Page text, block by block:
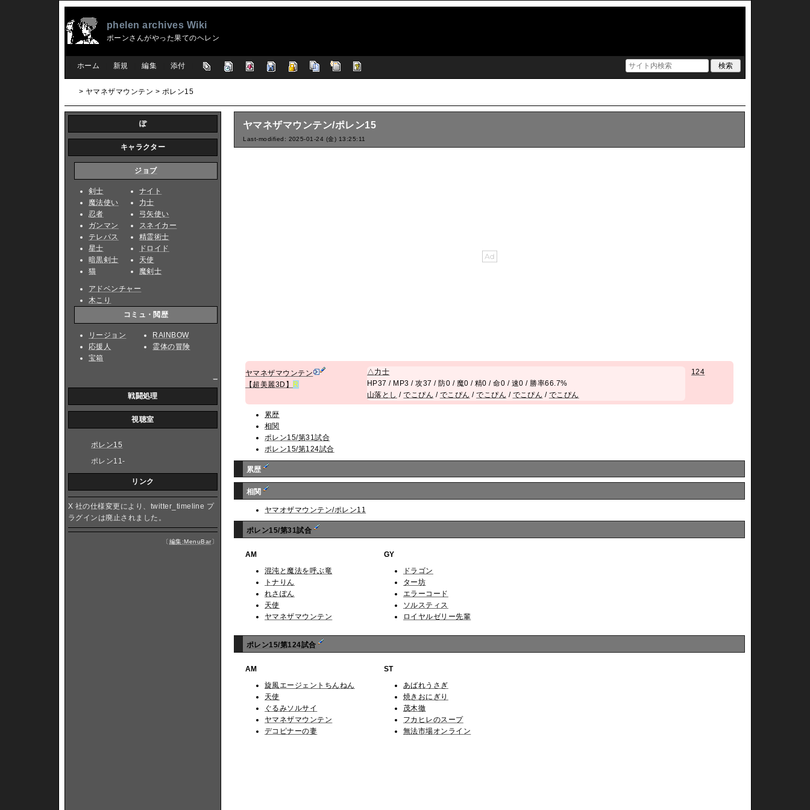
phelen archives Wiki
ポーンさんがやった果てのヘレン
ホーム 新規 編集 添付
> ヤマネザマウンテン > ポレン15
ヤマネザマウンテン/ポレン15
Last-modified: 2025-01-24 (金) 13:25:11
ヤマネザマウンテン
【超美麗3D】 R
△ 力士
HP37 / MP3 / 攻37 / 防0 / 魔0 / 精0 / 命0 / 速0 / 勝率66.7%
山落とし /でこぴん / でこぴん /でこぴん / でこぴん / でこぴん
124
累歴
相関
ポレン15/第31試合
ポレン15/第124試合
累歴
相関
ヤマオザマウンテン/ポレン11
ポレン15/第31試合
AM
混沌と魔法を呼ぶ竜
トナりん
れさぽん
天使
ヤマネザマウンテン
GY
ドラゴン
ター坊
エラーコード
ソルスティス
ロイヤルゼリー先輩
ポレン15/第124試合
AM
旋風エージェントちんねん
天使
ぐるみソルサイ
ヤマネザマウンテン
デコピナーの妻
ST
あばれうさぎ
焼きおにぎり
茂木徹
フカヒレのスープ
無法市場オンライン
ぽ
キャラクター
ジョブ
剣士
魔法使い
忍者
ガンマン
テレパス
星士
暗黒剣士
猫
ナイト
力士
弓矢使い
スネイカー
精霊術士
ドロイド
天使
魔剣士
アドベンチャー
木こり
コミュ・閲歴
リージョン
応援人
宝箱
RAINBOW
霊体の冒険
戦闘処理
視聴室
ポレン15
ポレン11-
リンク
X 社の仕様変更により、twitter_timeline プ
ラグインは廃止されました。
〔編集:MenuBar〕